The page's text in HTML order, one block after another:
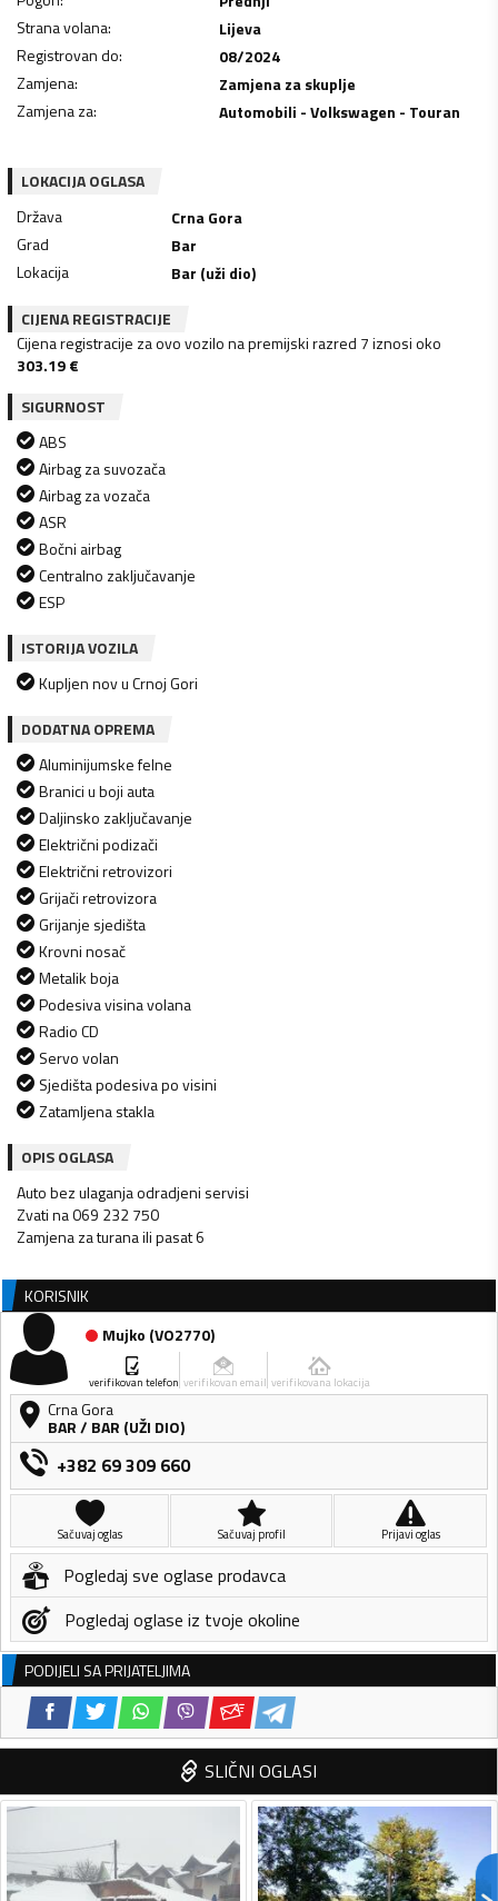
Strana volana:
Lijeva
Registrovan do:
08/2024
Zamjena:
Zamjena za skuplje
Zamjena za: Automobili - Volkswagen - Touran
LOKACIJA OGLASA
Država
Crna Gora
Grad
Bar
Lokacija
Bar (uži dio)
CIJENA REGISTRACIJE
Cijena registracije za ovo vozilo na premijski razred 7 iznosi oko
303.19€
SIGURNOST
ABS
Airbag za suvozača
Airbag za vozača
ASR
Bočni airbag
Centralno zaključavanje
ESP
ISTORIJA VOZILA
Kupljen nov u Crnoj Gori
DODATNA OPREMA
Aluminijumske felne
Branici u boji auta
Daljinsko zaključavanje
Električni podizači
Električni retrovizori
Grijači retrovizora
Grijanje sjedišta
Krovni nosač
Metalik boja
Podesiva visina volana
Radio CD
Servo volan
Sjedišta podesiva po visini
Zatamljena stakla
OPIS OGLASA
Auto bez ulaganja odradjeni servisi
Zvati na 069 232 750
Zamjena za turana ili pasat 6
KORISNIK
Mujko (VO2770)
verifikovan telefon verifikovan email verifikovana lokacija
Crna Gora
BAR/ BAR (UŽI DIO)
+382 69 309 660
Sačuvaj oglas Sačuvaj profil Prijavi oglas
Pogledaj sve oglase prodavca
Pogledaj oglase iz tvoje okoline
PODIJELI SA PRIJATELJIMA
SLIČNI OGLASI